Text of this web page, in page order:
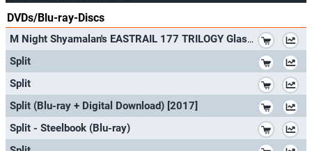
DVDs/Blu-ray-Discs
M Night Shyamalan's EASTRAIL 177 TRILOGY Glass/Split/Unbreakable BLU-RAY SET
Split
Split
Split (Blu-ray + Digital Download) [2017]
Split - Steelbook (Blu-ray)